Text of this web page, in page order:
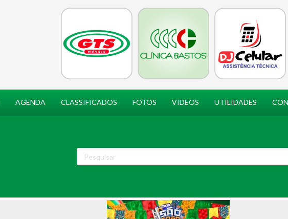
AGENDA CLASSIFICADOS FOTOS VIDEOS UTILIDADES